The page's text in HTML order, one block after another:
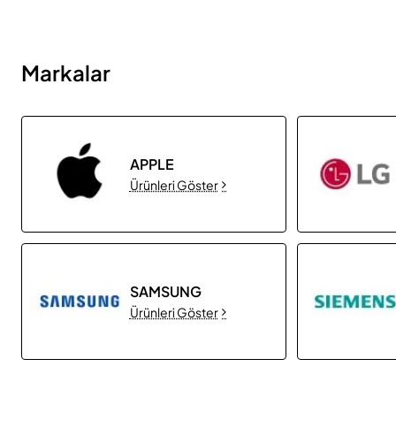
Markalar
APPLE
Ürünleri Göster
SAMSUNG
Ürünleri Göster